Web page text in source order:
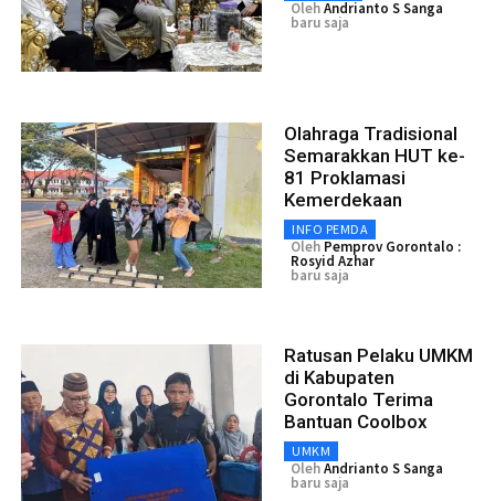
OlehAndrianto S Sanga
baru saja
Olahraga Tradisional
Semarakkan HUT ke-
81 Proklamasi
Kemerdekaan
INFO PEMDA
Oleh Pemprov Gorontalo :
Rosyid Azhar
baru saja
Ratusan Pelaku UMKM
di Kabupaten
Gorontalo Terima
Bantuan Coolbox
UMKM
OlehAndrianto S Sanga
baru saja